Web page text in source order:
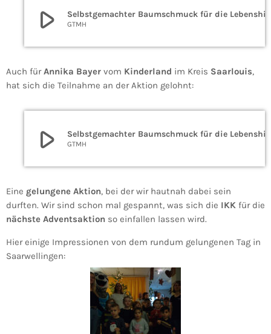
play_arrow GTMH
Auch fürAnnika Bayer vom Kinderland im Kreis Saarlouis,
hat sich die Teilnahme an der Aktion gelohnt:
play_arrow GTMH
Eine gelungene Aktion, bei der wir hautnah dabei sein
durften. Wir sind schon mal gespannt, was sich die IKK für die
nächste Adventsaktion so einfallen lassen wird.
Hier einige Impressionen von dem rundum gelungenen Tag in
Saarwellingen: